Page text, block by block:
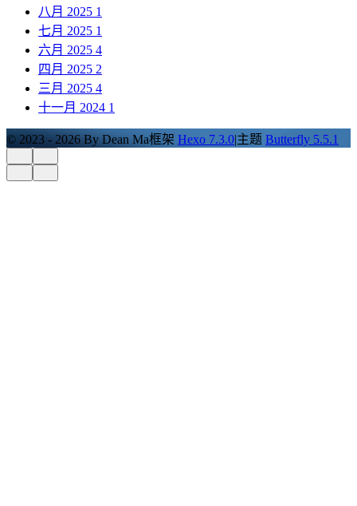
八月 2025 1
七月 2025 1
六月 2025 4
四月 2025 2
三月 2025 4
十一月 2024 1
© 2023 - 2026 By Dean Ma框架 Hexo 7.3.0|主题 Butterfly 5.5.1